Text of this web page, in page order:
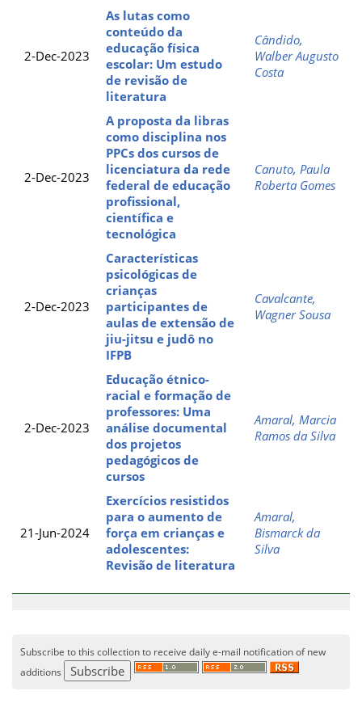
2-Dec-2023
As lutas como
conteúdo da
educação física
escolar: Um estudo
de revisão de
literatura
Cândido,
Walber Augusto
Costa
2-Dec-2023
A proposta da libras
como disciplina nos
PPCs dos cursos de
licenciatura da rede
federal de educação
profissional,
científica e
tecnológica
Canuto, Paula
Roberta Gomes
2-Dec-2023
Características
psicológicas de
crianças
participantes de
aulas de extensão de
jiu-jitsu e judô no
IFPB
Cavalcante,
Wagner Sousa
2-Dec-2023
Educação étnico-
racial e formação de
professores: Uma
análise documental
dos projetos
pedagógicos de
cursos
Amaral, Marcia
Ramos da Silva
21-Jun-2024
Exercícios resistidos
para o aumento de
força em crianças e
adolescentes:
Revisão de literatura
Amaral,
Bismarck da
Silva
Subscribe to this collection to receive daily e-mail notification of new
additions